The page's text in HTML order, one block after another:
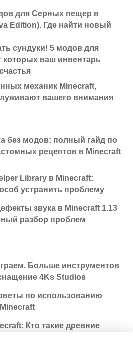
для Серных пещер в
Edition). Где найти новый
сундуки! 5 модов для
которых ваш инвентарь
механик Minecraft,
вашего внимания
без модов: полный гайд по
рецептов в Minecraft
Library в Minecraft:
устранить проблему
звука в Minecraft 1.13
разбор проблем
Больше инструментов
4Ks Studios
по использованию
Кто такие древние